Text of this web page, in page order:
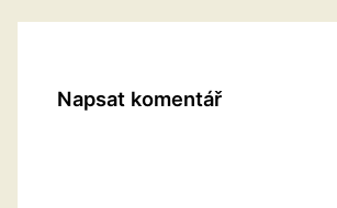
Napsat komentář